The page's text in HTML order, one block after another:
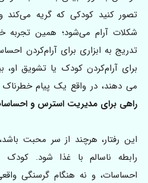
تصور کنید کودکی که گریه
شکلات آرام می‌شود؛ همین تجربه
تدریج به ابزاری برای آرام‌کردن
برای آرام‌کردن کودک یا تشویق
می دهند، در واقع یک پیام
راهی برای مدیریت استرس و
این رفتار، هرچند از سر محبت
رابطه ناسالم با غذا شود. کودک
احساسات، و نه هنگام گرسنگی